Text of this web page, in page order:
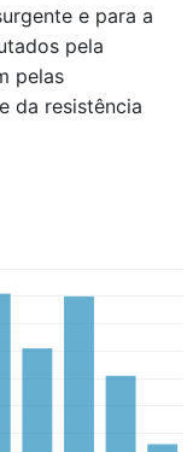
e para a
pela
pelas
da resistência